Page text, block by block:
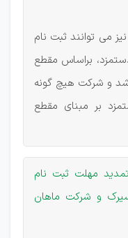
می توانند ثبت نام
براساس مقطع
و شركت هیچ گونه
بر مبنای مقطع
و تمدید مهلت ثبت نام
و شرکت ماهان